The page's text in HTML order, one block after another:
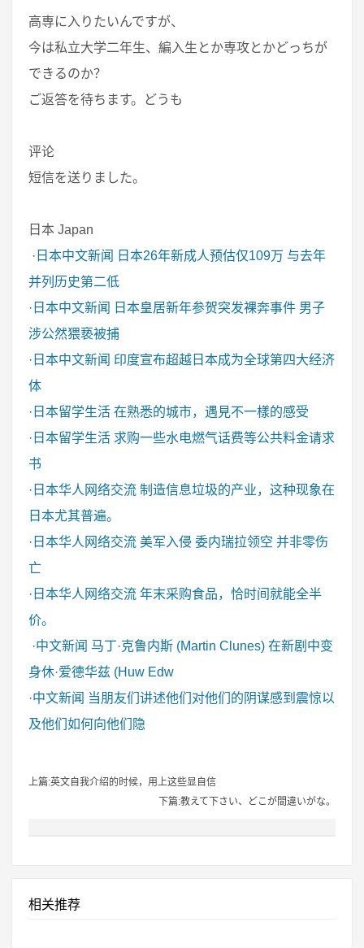
高専に入りたいんですが、
今は私立大学二年生、編入生とか専攻とかどっちが
できるのか？
ご返答を待ちます。どうも
评论
短信を送りました。
日本 Japan
· 日本中文新闻
日本26年新成人预估仅109万 与去年
并列历史第二低
· 日本中文新闻
日本皇居新年参贺突发裸奔事件 男子
涉公然猥亵被捕
· 日本中文新闻 印度宣布超越日本成为全球第四大经济
体
· 日本留学生活 在熟悉的城市，遇見不一樣的感受
· 日本留学生活 求购一些水电燃气话费等公共料金请求
书
· 日本华人网络交流 制造信息垃圾的产业，这种现象在
日本尤其普遍。
· 日本华人网络交流 美军入侵 委内瑞拉领空 并非零伤
亡
· 日本华人网络交流 年末采购食品，恰时间就能全半
价。
·中文新闻 马丁·克鲁内斯 (Martin Clunes) 在新剧中变
身休·爱德华兹 (Huw Edw
·中文新闻 当朋友们讲述他们对他们的阴谋感到震惊以
及他们如何向他们隐
上篇:英文自我介绍的时候，用上这些显自信
下篇:教えて下さい、どこが間違いがな。
相关推荐